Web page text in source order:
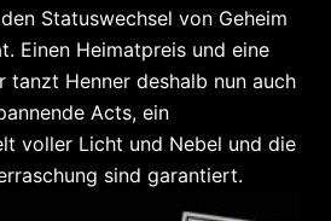
Statuswechsel von Geheim
Einen Heimatpreis und eine
tanzt Henner deshalb nun auch
Acts, ein
voller Licht und Nebel und die
sind garantiert.